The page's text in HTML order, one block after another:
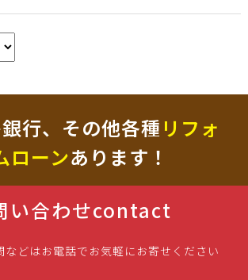
行、その他各種 リフォ
ローンあります！
い合わせcontact
などはお電話でお気軽にお寄せください